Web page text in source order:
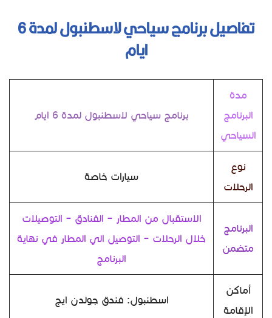
تفاصيل برنامج سياحي لاسطنبول لمدة 6
ايام
مدة
البرنامج
السياحي
برنامج سياحي لاسطنبول لمدة 6 ايام
نوع
الرحلات
سيارات خاصة
البرنامج
متضمن
الاستقبال من المطار – الفنادق – التوصيلات
خلال الرحلات – التوصيل الي المطار في نهاية
البرنامج
أماكن
الإقامة
اسطنبول: فندق جولدن ايج